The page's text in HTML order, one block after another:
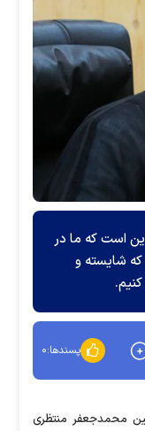
است که ما در
که شایسته و
پسندها:۰
محمدجعفر منتظری